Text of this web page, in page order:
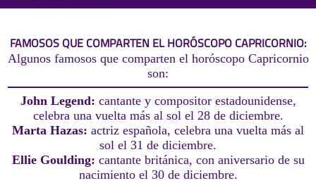
FAMOSOS QUE COMPARTEN EL HORÓSCOPO CAPRICORNIO:
Algunos famosos que comparten el horóscopo Capricornio
son:
John Legend: cantante y compositor estadounidense,
celebra una vuelta más al sol el 28 de diciembre.
Marta Hazas: actriz española, celebra una vuelta más al
sol el 31 de diciembre.
Ellie Goulding: cantante británica, con aniversario de su
nacimiento el 30 de diciembre.